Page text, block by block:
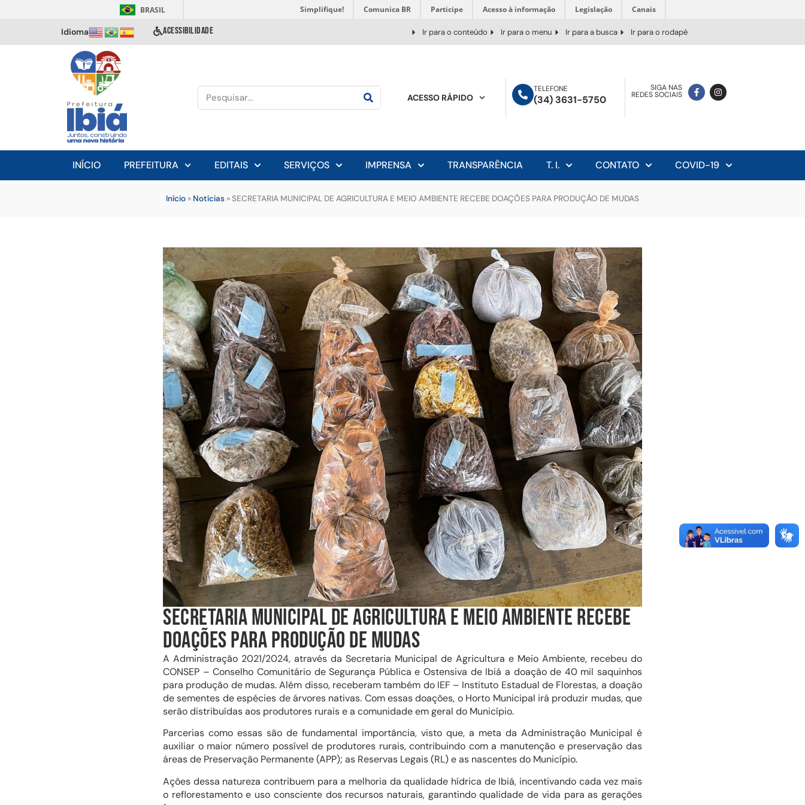
BRASIL Simplifique! Comunica BR Participe Acesso à informação Legislação Canais
Idioma ACESSIBILIDADE Ir para o conteúdo Ir para o menu Ir para a busca Ir para o rodapé
ACESSO RÁPIDO
TELEFONE
(34) 3631-5750
SIGA NAS
REDES SOCIAIS
INÍCIO PREFEITURA EDITAIS SERVIÇOS IMPRENSA TRANSPARÊNCIA T. I. CONTATO COVID-19
Início » Notícias »SECRETARIA MUNICIPAL DE AGRICULTURA E MEIO AMBIENTE RECEBE DOAÇÕES PARA PRODUÇÃO DE MUDAS
SECRETARIA MUNICIPAL DE AGRICULTURA E MEIO AMBIENTE RECEBE
DOAÇÕES PARA PRODUÇÃO DE MUDAS
A Administração 2021/2024, através da Secretaria Municipal de Agricultura e Meio Ambiente, recebeu do
CONSEP – Conselho Comunitário de Segurança Pública e Ostensiva de Ibiá a doação de 40 mil saquinhos
para produção de mudas. Além disso, receberam também do IEF – Instituto Estadual de Florestas, a doação
de sementes de espécies de árvores nativas. Com essas doações, o Horto Municipal irá produzir mudas, que
serão distribuídas aos produtores rurais e a comunidade em geral do Município.
Parcerias como essas são de fundamental importância, visto que, a meta da Administração Municipal é
auxiliar o maior número possível de produtores rurais, contribuindo com a manutenção e preservação das
áreas de Preservação Permanente (APP); as Reservas Legais (RL) e as nascentes do Município.
Ações dessa natureza contribuem para a melhoria da qualidade hídrica de Ibiá, incentivando cada vez mais
o reflorestamento e uso consciente dos recursos naturais, garantindo qualidade de vida para as gerações